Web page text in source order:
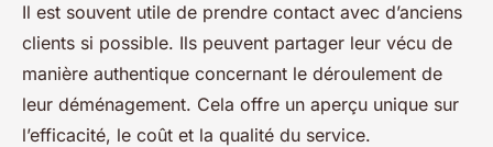
Il est souvent utile de prendre contact avec d’anciens
clients si possible. Ils peuvent partager leur vécu de
manière authentique concernant le déroulement de
leur déménagement. Cela offre un aperçu unique sur
l’efficacité, le coût et la qualité du service.